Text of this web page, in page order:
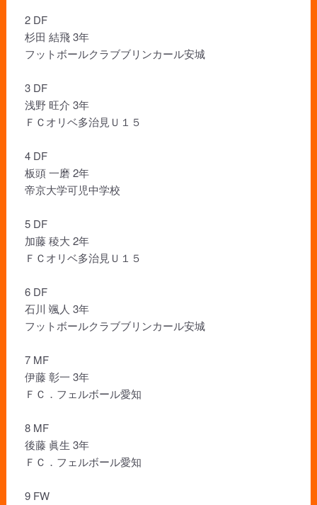
2 DF
杉田 結飛 3年
フットボールクラブブリンカール安城
3 DF
浅野 旺介 3年
ＦＣオリベ多治見Ｕ１５
4 DF
板頭 一磨 2年
帝京大学可児中学校
5 DF
加藤 稜大 2年
ＦＣオリベ多治見Ｕ１５
6 DF
石川 颯人 3年
フットボールクラブブリンカール安城
7 MF
伊藤 彰一 3年
ＦＣ．フェルボール愛知
8 MF
後藤 眞生 3年
ＦＣ．フェルボール愛知
9 FW